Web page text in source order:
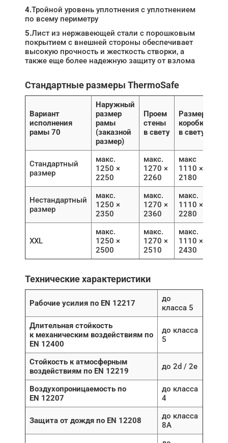
4.Тройной уровень уплотнения с уплотнением
по всему периметру
5.Лист из нержавеющей стали с порошковым
покрытием с внешней стороны обеспечивает
высокую прочность и жесткость створки, а
также еще более надежную защиту от взлома
Стандартные размеры ThermoSafe
Вариант
исполнения
рамы 70
Наружный
размер
рамы
(заказной
размер)
Проем
стены
в свету
Размер
коробки
в свету
Стандартный
размер
макс.
1250 ×
2250
макс.
1270 ×
2260
макс
1110 ×
2180
Нестандартный
размер
макс.
1250 ×
2350
макс.
1270 ×
2360
макс.
1110 ×
2280
XXL
макс.
1250 ×
2500
макс.
1270 ×
2510
макс.
1110 ×
2430
Технические характеристики
Рабочие усилия по EN 12217
до
класса 5
Длительная стойкость
к механическим воздействиям по
EN 12400
до класса
5
Стойкость к атмосферным
воздействиям по EN 12219
до 2d / 2e
Воздухопроницаемость по
EN 12207
до класса
4
Защита от дождя по EN 12208
до класса
8A